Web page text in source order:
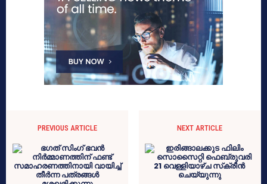
PREVIOUS ARTICLE NEXT ARTICLE